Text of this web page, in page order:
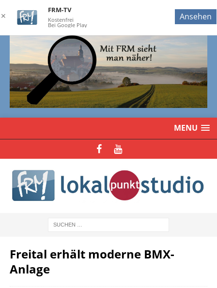
MENU
Freital erhält moderne BMX-
Anlage
✕
FRM-TV
Kostenfrei
Bei Google Play
Ansehen